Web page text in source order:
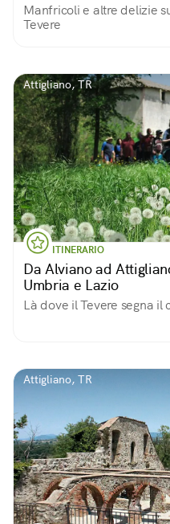
Manfricoli e altre delizie
Tevere
Attigliano, TR
ITINERARIO
Da Alviano ad
Umbria e Lazio
Là dove il Tevere segna
Attigliano, TR